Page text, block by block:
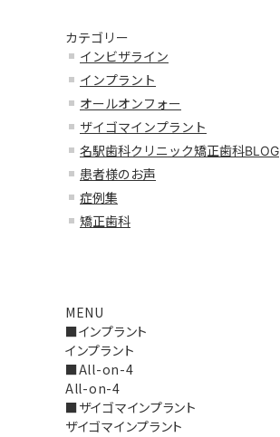
カテゴリー
インビザライン
インプラント
オールオンフォー
ザイゴマインプラント
名駅歯科クリニック矯正歯科BLOG
患者様のお声
症例集
矯正歯科
MENU
■インプラント
インプラント
■All-on-4
All-on-4
■ザイゴマインプラント
ザイゴマインプラント